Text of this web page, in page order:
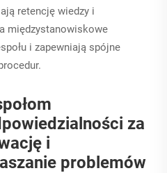
retencję wiedzy i
międzystanowiskowe
i zapewniają spójne
za
i
problemów